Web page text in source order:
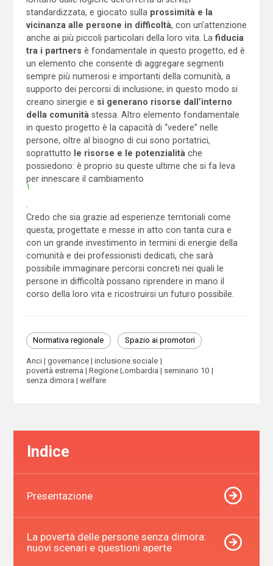
standardizzata, e giocato sulla prossimità e la
vicinanza alle persone in difficoltà, con un’attenzione
anche ai più piccoli particolari della loro vita. La fiducia
tra i partners è fondamentale in questo progetto, ed è
un elemento che consente di aggregare segmenti
sempre più numerosi e importanti della comunità, a
supporto dei percorsi di inclusione; in questo modo si
creano sinergie e si generano risorse dall’interno
della comunità stessa. Altro elemento fondamentale
in questo progetto è la capacità di “vedere” nelle
persone, oltre al bisogno di cui sono portatrici,
soprattutto
le risorse e le potenzialità che
possiedono: è proprio su queste ultime che si fa leva
per innescare il cambiamento
1
Credo che sia grazie ad esperienze territoriali come
questa, progettate e messe in atto con tanta cura e
con un grande investimento in termini di energie della
comunità e dei professionisti dedicati, che sarà
possibile immaginare percorsi concreti nei quali le
persone in difficoltà possano riprendere in mano il
corso della loro vita e ricostruirsi un futuro possibile.
Normativa regionale Spazio ai promotori
Anci governance
inclusione sociale
povertà estrema
Regione Lombardia
seminario 10
senza dimora
welfare
Indice
Presentazione
La povertà delle persone senza dimora:
nuovi scenari e questioni aperte